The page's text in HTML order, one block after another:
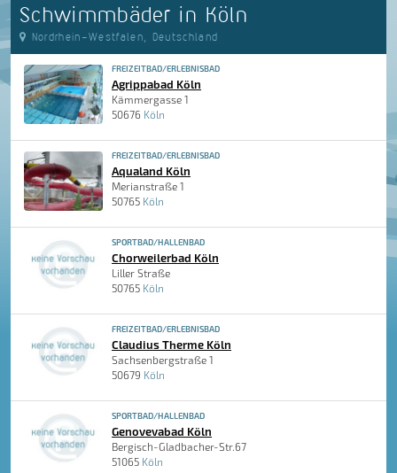
Schwimmbäder in Köln
Nordrhein-Westfalen, Deutschland
FREIZEITBAD/ERLEBNISBAD
Agrippabad Köln
Kämmergasse 1
50676 Köln
FREIZEITBAD/ERLEBNISBAD
Aqualand Köln
Merianstraße 1
50765 Köln
SPORTBAD/HALLENBAD
Chorweilerbad Köln
Liller Straße
50765 Köln
FREIZEITBAD/ERLEBNISBAD
Claudius Therme Köln
Sachsenbergstraße 1
50679 Köln
SPORTBAD/HALLENBAD
Genovevabad Köln
Bergisch-Gladbacher-Str.67
51065 Köln